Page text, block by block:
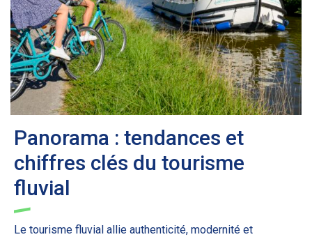
Panorama : tendances et
chiffres clés du tourisme
fluvial
Le tourisme fluvial allie authenticité, modernité et